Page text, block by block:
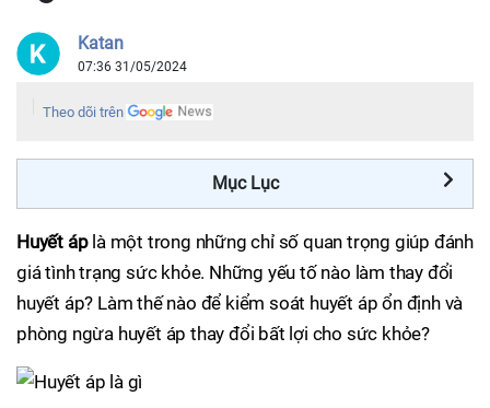
Katan
07:36 31/05/2024
Theo dõi trên
Mục Lục
Huyết áplà một trong những chỉ số quan trọng giúp đánh
giá tình trạng sức khỏe. Những yếu tố nào làm thay đổi
huyết áp? Làm thế nào để kiểm soát huyết áp ổn định và
phòng ngừa huyết áp thay đổi bất lợi cho sức khỏe?